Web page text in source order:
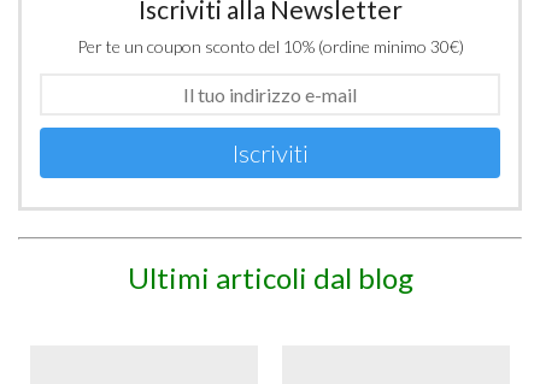
Iscriviti alla Newsletter
Per te un coupon sconto del 10% (ordine minimo 30€)
Iscriviti
Ultimi articoli dal blog